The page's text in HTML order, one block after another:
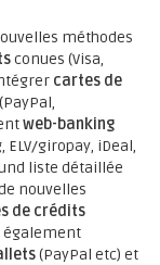
méthodes
conues (Visa,
cartes de
(PayPal,
web-banking
giropay, iDeal,
liste détaillée
nouvelles
de crédits
également
(PayPal etc) et